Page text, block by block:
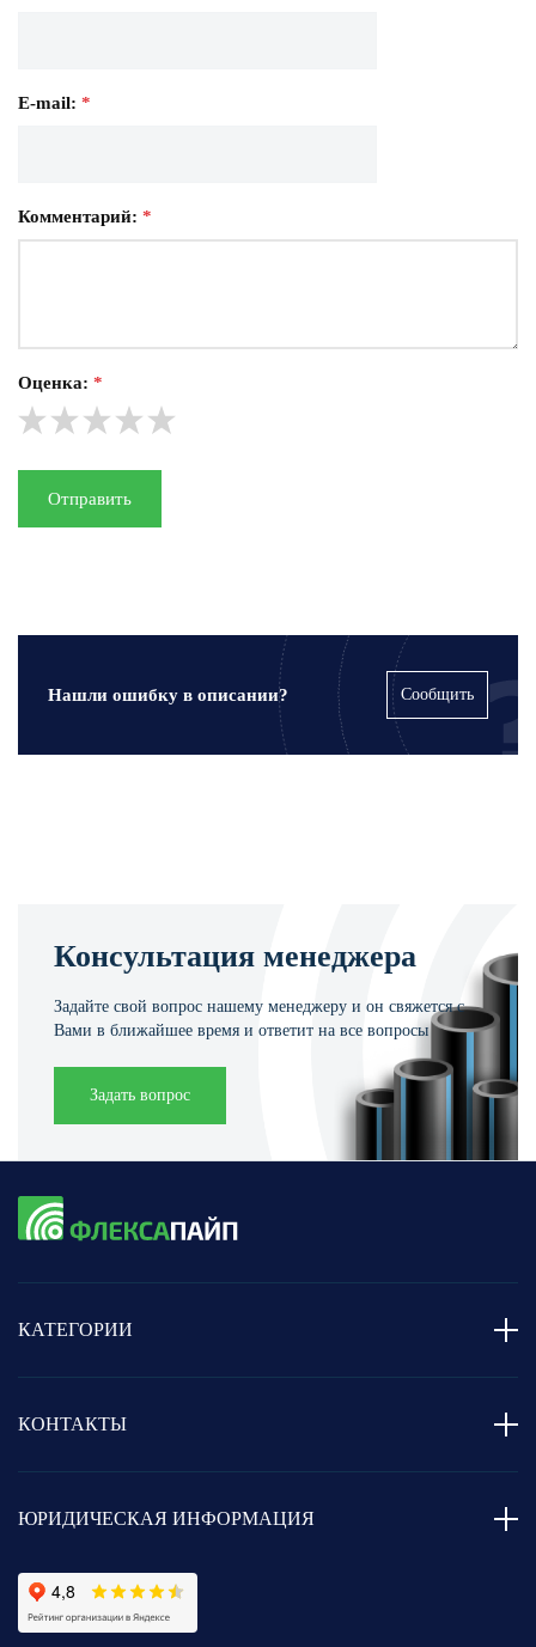
E-mail: *
Комментарий: *
Оценка: *
Отправить
Нашли ошибку в описании? Сообщить
Консультация менеджера
Задайте свой вопрос нашему менеджеру и он свяжется с
Вами в ближайшее время и ответит на все вопросы
Задать вопрос
КОНТАКТЫ
КАТЕГОРИИ
ЮРИДИЧЕСКАЯ ИНФОРМАЦИЯ